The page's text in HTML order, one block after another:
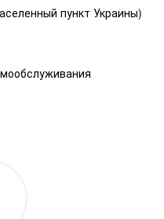
пункт Украины)